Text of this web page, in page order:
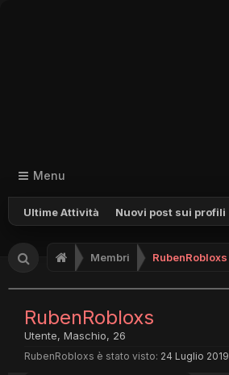
Menu
Ultime Attività Nuovi post sui profili
Membri RubenRobloxs
RubenRobloxs
Utente, Maschio, 26
RubenRobloxs è stato visto: 24 Luglio 2019